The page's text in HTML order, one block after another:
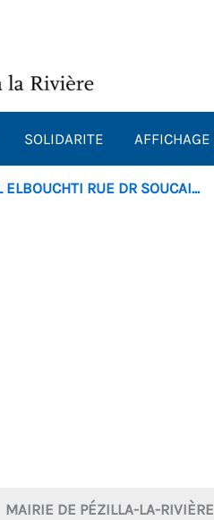
SOLIDARITE AFFICHAGE
RUE DR SOUCAI...
MAIRIE DE PÉZILLA-LA-RIVIÈRE